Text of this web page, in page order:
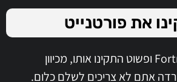
עכשיו חפשן את Fortnite ופשוט התקינו אותו, מכיוון
אתם לא צריכים לשלם כלום.